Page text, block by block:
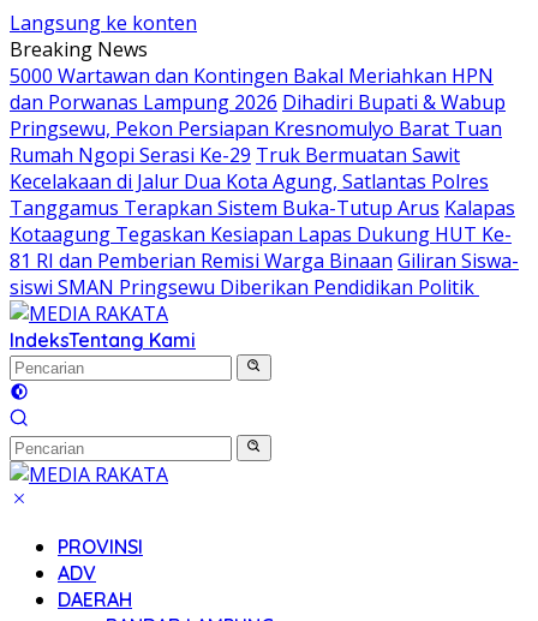
Langsung ke konten
Breaking News
5000 Wartawan dan Kontingen Bakal Meriahkan HPN
dan Porwanas Lampung 2026 Dihadiri Bupati & Wabup
Pringsewu, Pekon Persiapan Kresnomulyo Barat Tuan
Rumah Ngopi Serasi Ke-29 Truk Bermuatan Sawit
Kecelakaan di Jalur Dua Kota Agung, Satlantas Polres
Tanggamus Terapkan Sistem Buka-Tutup Arus Kalapas
Kotaagung Tegaskan Kesiapan Lapas Dukung HUT Ke-
81 RI dan Pemberian Remisi Warga Binaan Giliran Siswa-
siswi SMAN Pringsewu Diberikan Pendidikan Politik
IndeksTentang Kami
PROVINSI
ADV
DAERAH